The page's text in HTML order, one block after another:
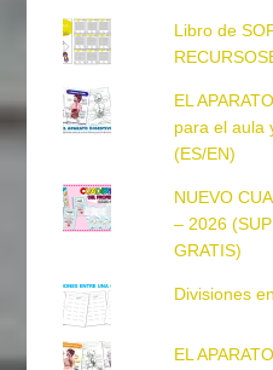
Libro de
EL
para el aula
(ES/EN)
NUEVO
– 2026
GRATIS)
Divisiones
EL